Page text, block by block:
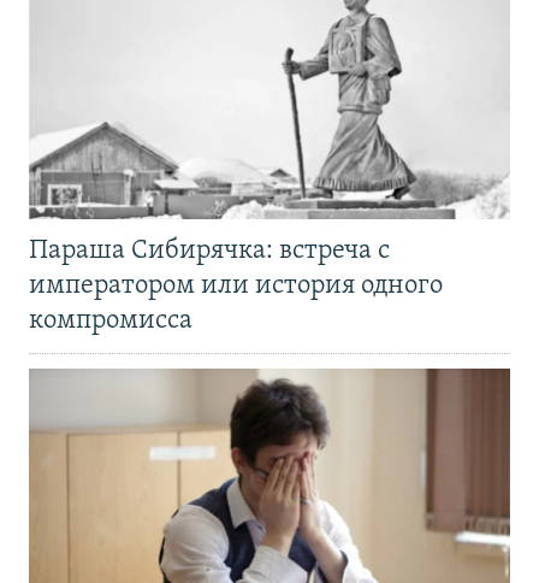
Параша Сибирячка: встреча с
императором или история одного
компромисса